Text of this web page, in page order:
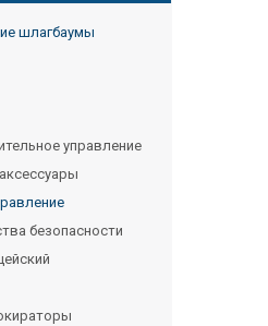
шлагбаумы
управление
безопасности